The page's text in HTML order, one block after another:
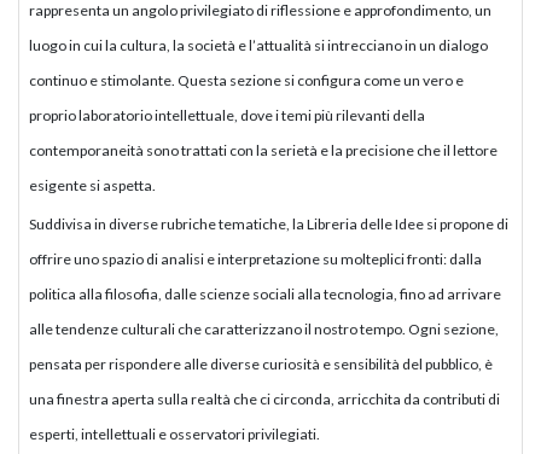
rappresenta un angolo privilegiato di riflessione e approfondimento, un
luogo in cui la cultura, la società e l’attualità si intrecciano in un dialogo
continuo e stimolante. Questa sezione si configura come un vero e
proprio laboratorio intellettuale, dove i temi più rilevanti della
contemporaneità sono trattati con la serietà e la precisione che il lettore
esigente si aspetta.
Suddivisa in diverse rubriche tematiche, la Libreria delle Idee si propone di
offrire uno spazio di analisi e interpretazione su molteplici fronti: dalla
politica alla filosofia, dalle scienze sociali alla tecnologia, fino ad arrivare
alle tendenze culturali che caratterizzano il nostro tempo. Ogni sezione,
pensata per rispondere alle diverse curiosità e sensibilità del pubblico, è
una finestra aperta sulla realtà che ci circonda, arricchita da contributi di
esperti, intellettuali e osservatori privilegiati.